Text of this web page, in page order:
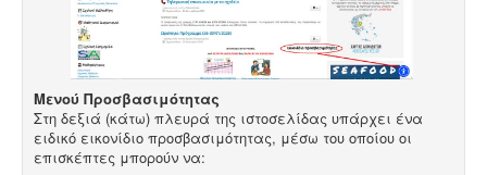
Μενού Προσβασιμότητας
Στη δεξιά (κάτω) πλευρά της ιστοσελίδας υπάρχει ένα
ειδικό εικονίδιο προσβασιμότητας, μέσω του οποίου οι
επισκέπτες μπορούν να: